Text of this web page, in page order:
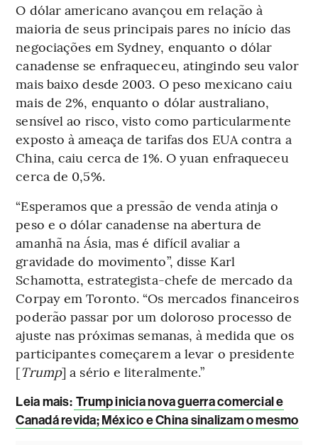
O dólar americano avançou em relação à
maioria de seus principais pares no início das
negociações em Sydney, enquanto o dólar
canadense se enfraqueceu, atingindo seu valor
mais baixo desde 2003. O peso mexicano caiu
mais de 2%, enquanto o dólar australiano,
sensível ao risco, visto como particularmente
exposto à ameaça de tarifas dos EUA contra a
China, caiu cerca de 1%. O yuan enfraqueceu
cerca de 0,5%.
“Esperamos que a pressão de venda atinja o
peso e o dólar canadense na abertura de
amanhã na Ásia, mas é difícil avaliar a
gravidade do movimento”, disse Karl
Schamotta, estrategista-chefe de mercado da
Corpay em Toronto. “Os mercados financeiros
poderão passar por um doloroso processo de
ajuste nas próximas semanas, à medida que os
participantes começarem a levar o presidente
[Trump] a sério e literalmente.”
Leia mais: Trump inicia nova guerra comercial e
Canadá revida; México e China sinalizam o mesmo